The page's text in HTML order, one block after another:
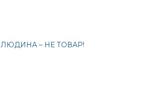
ЛЮДИНА – НЕ ТОВАР!